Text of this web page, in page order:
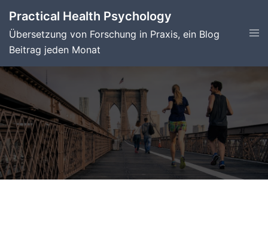
content
Practical Health Psychology
Übersetzung von Forschung in Praxis, ein Blog
Beitrag jeden Monat